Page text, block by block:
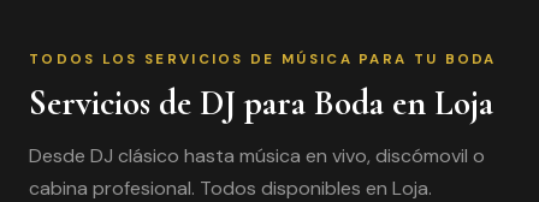
TODOS LOS SERVICIOS DE MÚSICA PARA TU BODA
Servicios de DJ para Boda en Loja
Desde DJ clásico hasta música en vivo, discómovil o
cabina profesional. Todos disponibles en Loja.